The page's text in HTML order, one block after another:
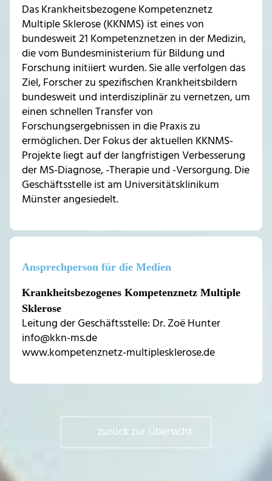
Das Krankheitsbezogene Kompetenznetz
Multiple Sklerose (KKNMS) ist eines von
bundesweit 21 Kompetenznetzen in der Medizin,
die vom Bundesministerium für Bildung und
Forschung initiiert wurden. Sie alle verfolgen das
Ziel, Forscher zu spezifischen Krankheitsbildern
bundesweit und interdisziplinär zu vernetzen, um
einen schnellen Transfer von
Forschungsergebnissen in die Praxis zu
ermöglichen. Der Fokus der aktuellen KKNMS-
Projekte liegt auf der langfristigen Verbesserung
der MS-Diagnose, -Therapie und -Versorgung. Die
Geschäftsstelle ist am Universitätsklinikum
Münster angesiedelt.
Ansprechperson für die Medien
Krankheitsbezogenes Kompetenznetz Multiple
Sklerose
Leitung der Geschäftsstelle: Dr. Zoë Hunter
info@kkn-ms.de
www.kompetenznetz-multiplesklerose.de
zurück zur Übersicht